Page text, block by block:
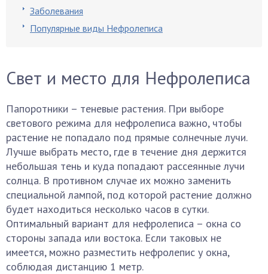
Заболевания
Популярные виды Нефролеписа
Свет и место для Нефролеписа
Папоротники – теневые растения. При выборе
светового режима для нефролеписа важно, чтобы
растение не попадало под прямые солнечные лучи.
Лучше выбрать место, где в течение дня держится
небольшая тень и куда попадают рассеянные лучи
солнца. В противном случае их можно заменить
специальной лампой, под которой растение должно
будет находиться несколько часов в сутки.
Оптимальный вариант для нефролеписа – окна со
стороны запада или востока. Если таковых не
имеется, можно разместить нефролепис у окна,
соблюдая дистанцию 1 метр.